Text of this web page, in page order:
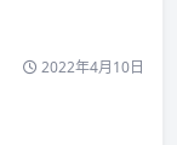
2022年4月10日